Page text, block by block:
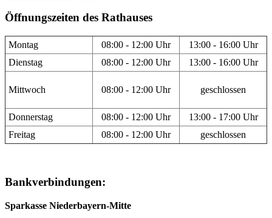
Öffnungszeiten des Rathauses
Montag 08:00 - 12:00 Uhr
13:00 - 16:00 Uhr
Dienstag
08:00 - 12:00 Uhr 13:00 - 16:00 Uhr
Mittwoch 08:00 - 12:00 Uhr geschlossen
Donnerstag 08:00 - 12:00 Uhr
13:00 - 17:00 Uhr
Freitag
08:00 - 12:00 Uhr geschlossen
Bankverbindungen:
Sparkasse Niederbayern-Mitte